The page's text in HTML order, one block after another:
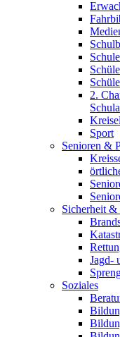
2.
Sport
Senioren &
Sicherheit
Jagd-
Soziales